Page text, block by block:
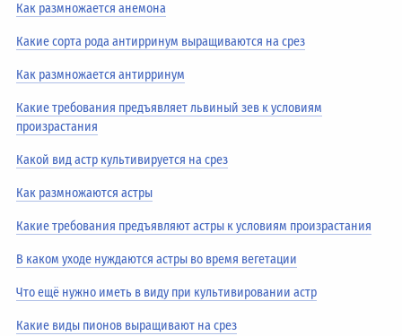
Как размножается анемона
Какие сорта рода антирринум выращиваются на срез
Как размножается антирринум
Какие требования предъявляет львиный зев к условиям
произрастания
Какой вид астр культивируется на срез
Как размножаются астры
Какие требования предъявляют астры к условиям произрастания
В каком уходе нуждаются астры во время вегетации
Что ещё нужно иметь в виду при культивировании астр
Какие виды пионов выращивают на срез